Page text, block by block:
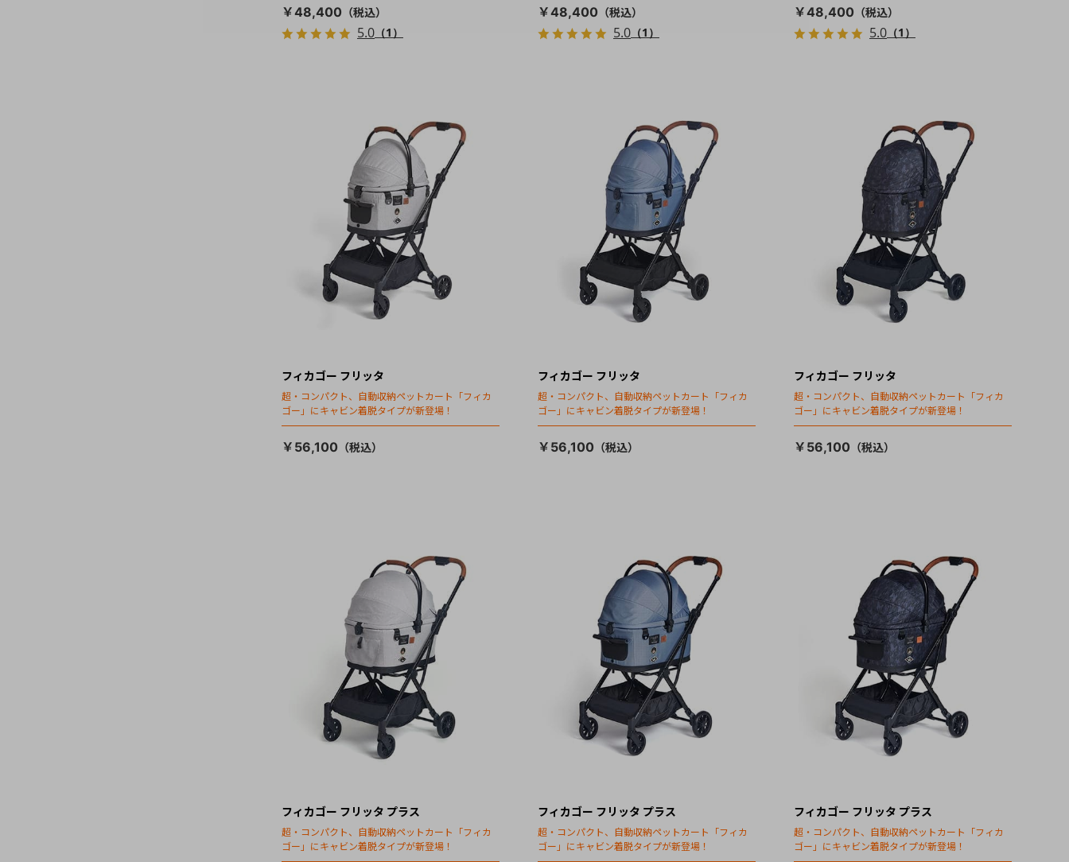
￥48,400
5.0 （1）
￥48,400
5.0（1）
￥48,400
5.0（1）
フィカゴー フリッタ
超・コンパクト、自動収納ペットカート「フィカ
ゴー」にキャビン着脱タイプが新登場！
￥56,100
フィカゴー フリッタ
超・コンパクト、自動収納ペットカート「フィカ
ゴー」にキャビン着脱タイプが新登場！
￥56,100
フィカゴー フリッタ
超・コンパクト、自動収納ペットカート「フィカ
ゴー」にキャビン着脱タイプが新登場！
￥56,100
フィカゴー フリッタ プラス
超・コンパクト、自動収納ペットカート「フィカ
ゴー」にキャビン着脱タイプが新登場！
フィカゴー フリッタ プラス
超・コンパクト、自動収納ペットカート「フィカ
ゴー」にキャビン着脱タイプが新登場！
フィカゴー フリッタ プラス
超・コンパクト、自動収納ペットカート「フィカ
ゴー」にキャビン着脱タイプが新登場！